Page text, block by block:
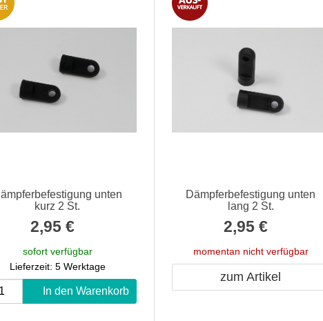
unten
kurz 2 St.
2,95 €
sofort verfügbar
Lieferzeit: 5 Werktage
In den Warenkorb
Dämpferbefestigung unten
lang 2 St.
2,95 €
momentan nicht verfügbar
zum Artikel